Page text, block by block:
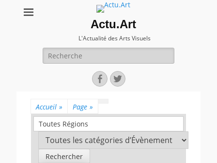
Actu.Art
L'Actualité des Arts Visuels
Recherche
pour:
Facebook
Twitter
Accueil » Page »
Toutes Régions